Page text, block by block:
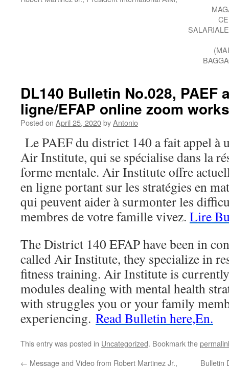
DL140 Bulletin No.028, PAEF
ligne/EFAP online zoom
Posted on April 25, 2020byAntonio
Le PAEF du district 140 a fait appel à
Air Institute, qui se spécialise dans la
forme mentale. Air Institute offre
en ligne portant sur les stratégies en
qui peuvent aider à surmonter les
membres de votre famille vivez. Lire
The District 140 EFAP have been in
called Air Institute, they specialize in
fitness training. Air Institute is
modules dealing with mental health
with struggles you or your family
experiencing. Read Bulletin here,En.
This entry was posted in Uncategorized. Bookmark the
← Message and Video from Robert Martinez Jr.,
Bulletin